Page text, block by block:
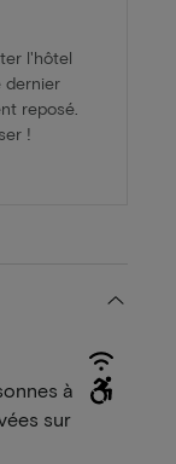
l'hôtel
dernier
reposé.
!
à
sur